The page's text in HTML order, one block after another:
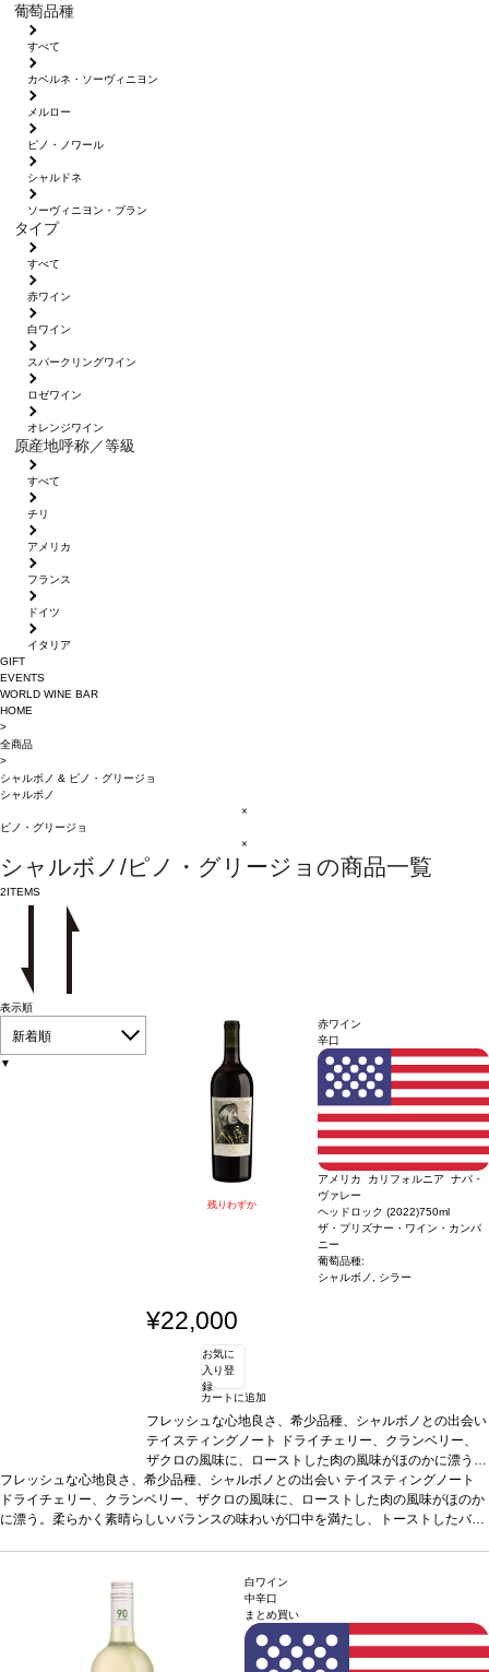
葡萄品種
すべて
カベルネ・ソーヴィニヨン
メルロー
ピノ・ノワール
シャルドネ
ソーヴィニヨン・ブラン
タイプ
すべて
赤ワイン
白ワイン
スパークリングワイン
ロゼワイン
オレンジワイン
原産地呼称／等級
すべて
チリ
アメリカ
フランス
ドイツ
イタリア
GIFT
EVENTS
WORLD WINE BAR
HOME
>
全商品
>
シャルボノ & ピノ・グリージョ
シャルボノ
×
ピノ・グリージョ
×
シャルボノ/ピノ・グリージョの商品一覧
2ITEMS
表示順
新着順
▼
残りわずか
赤ワイン
辛口
アメリカ カリフォルニア ナパ・
ヴァレー
ヘッドロック (2022)750ml
ザ・プリズナー・ワイン・カンパ
ニー
葡萄品種:
シャルボノ, シラー
¥22,000
お気に
入り登
録
カートに追加
フレッシュな心地良さ、希少品種、シャルボノとの出会い
テイスティングノート
ドライチェリー、クランベリー、
ザクロの風味に、ローストした肉の風味がほのかに漂う。
柔らかく素晴らしいバランスの味わいが口中を満たし、ト
ーストしたバニラを含む余韻が長く残る。葡萄品種シャ
ルボノ 95%、シラー 5%
フレッシュな心地良さ、希少品種、シャルボノとの出会い テイスティングノート
ドライチェリー、クランベリー、ザクロの風味に、ローストした肉の風味がほのか
に漂う。柔らかく素晴らしいバランスの味わいが口中を満たし、トーストしたバニ
白ワイン
中辛口
まとめ買い